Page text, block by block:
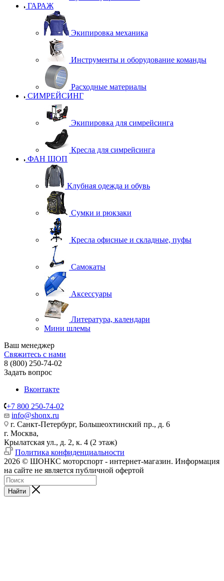
ГАРАЖ
Экипировка механика
Инструменты и оборудование команды
Расходные материалы
СИМРЕЙСИНГ
Экипировка для симрейсинга
Кресла для симрейсинга
ФАН ШОП
Клубная одежда и обувь
Сумки и рюкзаки
Кресла офисные и складные, пуфы
Самокаты
Аксессуары
Литература, календари
Мини шлемы
Ваш менеджер
Свяжитесь с нами
8 (800) 250-74-02
Задать вопрос
Вконтакте
+7 800 250-74-02
info@shonx.ru
г. Санкт-Петербург, Большеохтинский пр., д. 6
г. Москва,
Крылатская ул., д. 2, к. 4 (2 этаж)
Политика конфиденциальности
2026 © ШОНКС моторспорт - интернет-магазин. Информация
на сайте не является публичной офертой
Найти